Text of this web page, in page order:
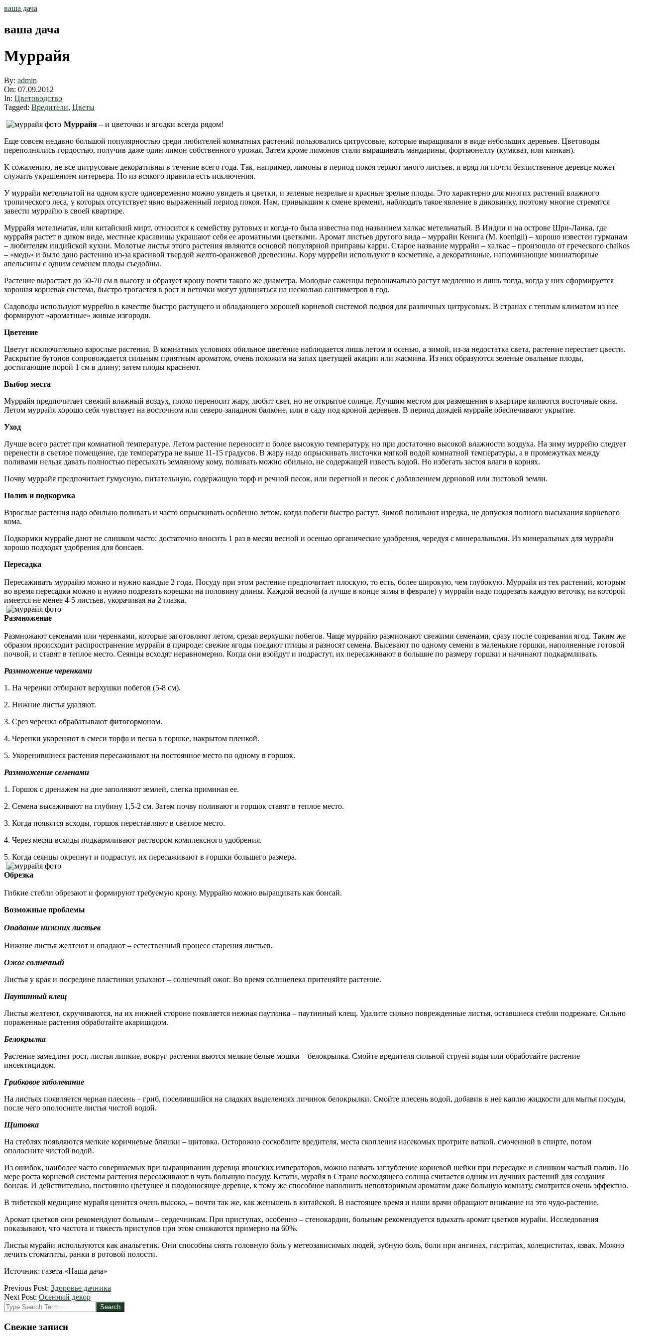
Skip
ваша дача
ваша дача
Муррайя
By: admin
On: 07.09.2012
In: Цветоводство
Tagged: Вредители, Цветы
Муррайя – и цветочки и ягодки всегда рядом!
Еще совсем недавно большой популярностью среди любителей комнатных растений пользовались цитрусовые, которые выращивали в виде небольших деревьев. Цветоводы
переполнялись гордостью, получив даже один лимон собственного урожая. Затем кроме лимонов стали выращивать мандарины, фортьюнеллу (кумкват, или кинкан).
К сожалению, не все цитрусовые декоративны в течение всего года. Так, например, лимоны в период покоя теряют много листьев, и вряд ли почти безлиственное деревце может
служить украшением интерьера. Но из всякого правила есть исключения.
У муррайи метельчатой на одном кусте одновременно можно увидеть и цветки, и зеленые незрелые и красные зрелые плоды. Это характерно для многих растений влажного
тропического леса, у которых отсутствует явно выраженный период покоя. Нам, привыкшим к смене времени, наблюдать такое явление в диковинку, поэтому многие стремятся
завести муррайю в своей квартире.
Муррайя метельчатая, или китайский мирт, относится к семейству рутовых и когда-то была известна под названием халкас метельчатый. В Индии и на острове Шри-Ланка, где
муррайя растет в диком виде, местные красавицы украшают себя ее ароматными цветками. Аромат листьев другого вида – муррайи Кенига (М. koenigii) – хорошо известен гурманам
– любителям индийской кухни. Молотые листья этого растения являются основой популярной приправы карри. Старое название муррайи – халкас – произошло от греческого chalkos
– «медь» и было дано растению из-за красивой твердой желто-оранжевой древесины. Кору муррейи используют в косметике, а декоративные, напоминающие миниатюрные
апельсины с одним семенем плоды съедобны.
Растение вырастает до 50-70 см в высоту и образует крону почти такого же диаметра. Молодые саженцы первоначально растут медленно и лишь тогда, когда у них сформируется
хорошая корневая система, быстро трогается в рост и веточки могут удлиняться на несколько сантиметров в год.
Садоводы используют муррейю в качестве быстро растущего и обладающего хорошей корневой системой подвоя для различных цитрусовых. В странах с теплым климатом из нее
формируют «ароматные» живые изгороди.
Цветение
Цветут исключительно взрослые растения. В комнатных условиях обильное цветение наблюдается лишь летом и осенью, а зимой, из-за недостатка света, растение перестает цвести.
Раскрытие бутонов сопровождается сильным приятным ароматом, очень похожим на запах цветущей акации или жасмина. Из них образуются зеленые овальные плоды,
достигающие порой 1 см в длину; затем плоды краснеют.
Выбор места
Муррайя предпочитает свежий влажный воздух, плохо переносит жару, любит свет, но не открытое солнце. Лучшим местом для размещения в квартире являются восточные окна.
Летом муррайя хорошо себя чувствует на восточном или северо-западном балконе, или в саду под кроной деревьев. В период дождей муррайе обеспечивают укрытие.
Уход
Лучше всего растет при комнатной температуре. Летом растение переносит и более высокую температуру, но при достаточно высокой влажности воздуха. На зиму муррейю следует
перенести в светлое помещение, где температура не выше 11-15 градусов. В жару надо опрыскивать листочки мягкой водой комнатной температуры, а в промежутках между
поливами нельзя давать полностью пересыхать земляному кому, поливать можно обильно, не содержащей известь водой. Но избегать застоя влаги в корнях.
Почву муррайя предпочитает гумусную, питательную, содержащую торф и речной песок, или перегной и песок с добавлением дерновой или листовой земли.
Полив и подкормка
Взрослые растения надо обильно поливать и часто опрыскивать особенно летом, когда побеги быстро растут. Зимой поливают изредка, не допуская полного высыхания корневого
кома.
Подкормки муррайе дают не слишком часто: достаточно вносить 1 раз в месяц весной и осенью органические удобрения, чередуя с минеральными. Из минеральных для муррайи
хорошо подходят удобрения для бонсаев.
Пересадка
Пересаживать муррайю можно и нужно каждые 2 года. Посуду при этом растение предпочитает плоскую, то есть, более широкую, чем глубокую. Муррайя из тех растений, которым
во время пересадки можно и нужно подрезать корешки на половину длины. Каждой весной (а лучше в конце зимы в феврале) у муррайи надо подрезать каждую веточку, на которой
имеется не менее 4-5 листьев, укорачивая на 2 глазка.
Размножение
Размножают семенами или черенками, которые заготовляют летом, срезая верхушки побегов. Чаще муррайю размножают свежими семенами, сразу после созревания ягод. Таким же
образом происходит распространение муррайи в природе: свежие ягоды поедают птицы и разносят семена. Высевают по одному семени в маленькие горшки, наполненные готовой
почвой, и ставят в теплое место. Сеянцы всходят неравномерно. Когда они взойдут и подрастут, их пересаживают в большие по размеру горшки и начинают подкармливать.
Размножение черенками
1. На черенки отбирают верхушки побегов (5-8 см).
2. Нижние листья удаляют.
3. Срез черенка обрабатывают фитогормоном.
4. Черенки укореняют в смеси торфа и песка в горшке, накрытом пленкой.
5. Укоренившиеся растения пересаживают на постоянное место по одному в горшок.
Размножение семенами
1. Горшок с дренажем на дне заполняют землей, слегка приминая ее.
2. Семена высаживают на глубину 1,5-2 см. Затем почву поливают и горшок ставят в теплое место.
3. Когда появятся всходы, горшок переставляют в светлое место.
4. Через месяц всходы подкармливают раствором комплексного удобрения.
5. Когда сеянцы окрепнут и подрастут, их пересаживают в горшки большего размера.
Обрезка
Гибкие стебли обрезают и формируют требуемую крону. Муррайю можно выращивать как бонсай.
Возможные проблемы
Опадание нижних листьев
Нижние листья желтеют и опадают – естественный процесс старения листьев.
Ожог солнечный
Листья у края и посредине пластинки усыхают – солнечный ожог. Во время солнцепека притеняйте растение.
Паутинный клещ
Листья желтеют, скручиваются, на их нижней стороне появляется нежная паутинка – паутинный клещ. Удалите сильно поврежденные листья, оставшиеся стебли подрежьте. Сильно
пораженные растения обработайте акарицидом.
Белокрылка
Растение замедляет рост, листья липкие, вокруг растения вьются мелкие белые мошки – белокрылка. Смойте вредителя сильной струей воды или обработайте растение
инсектицидом.
Грибковое заболевание
На листьях появляется черная плесень – гриб, поселившийся на сладких выделениях личинок белокрылки. Смойте плесень водой, добавив в нее каплю жидкости для мытья посуды,
после чего ополосните листья чистой водой.
Щитовка
На стеблях появляются мелкие коричневые бляшки – щитовка. Осторожно соскоблите вредителя, места скопления насекомых протрите ваткой, смоченной в спирте, потом
ополосните чистой водой.
Из ошибок, наиболее часто совершаемых при выращивании деревца японских императоров, можно назвать заглубление корневой шейки при пересадке и слишком частый полив. По
мере роста корневой системы растения пересаживают в чуть большую посуду. Кстати, мурайя в Стране восходящего солнца считается одним из лучших растений для создания
бонсая. И действительно, постоянно цветущее и плодоносящее деревце, к тому же способное наполнить неповторимым ароматом даже большую комнату, смотрится очень эффектно.
В тибетской медицине мурайя ценится очень высоко, – почти так же, как женьшень в китайской. В настоящее время и наши врачи обращают внимание на это чудо-растение.
Аромат цветков они рекомендуют больным – сердечникам. При приступах, особенно – стенокардии, больным рекомендуется вдыхать аромат цветков мурайи. Исследования
показывают, что частота и тяжесть приступов при этом снижаются примерно на 60%.
Листья мурайи используются как анальгетик. Они способны снять головную боль у метеозависимых людей, зубную боль, боли при ангинах, гастритах, холециститах, язвах. Можно
лечить стоматиты, ранки в ротовой полости.
Источник: газета «Наша дача»
2012-
09-
07
Previous Post: Здоровье дачника
Next Post: Осенний декор
Search
Свежие записи